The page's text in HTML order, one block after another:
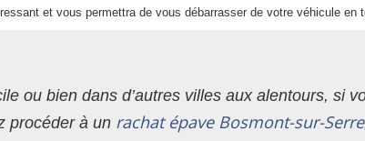
et vous permettra de vous débarrasser de votre véhicule en
ou bien dans d’autres villes aux alentours, si
procéder à un rachat épave Bosmont-sur-Serre